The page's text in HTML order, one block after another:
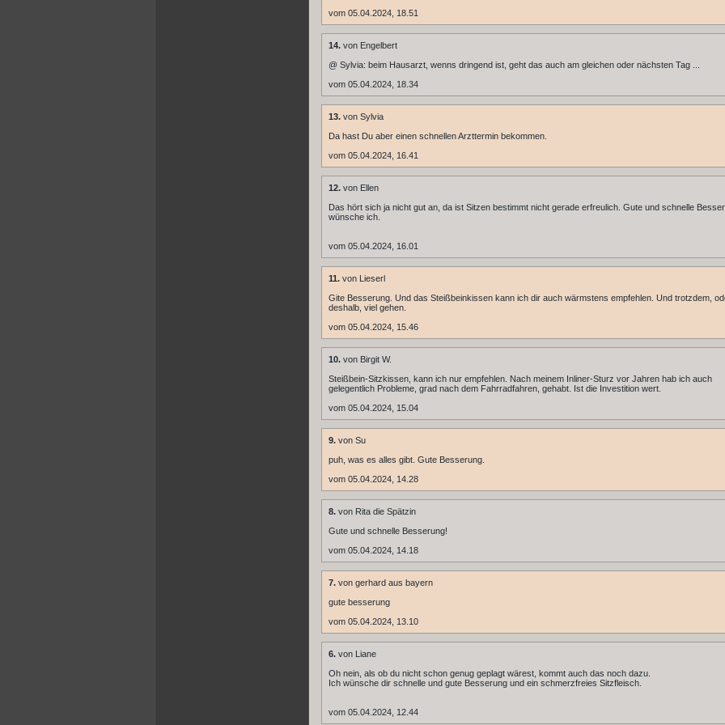
vom 05.04.2024, 18.51
14. von Engelbert
@ Sylvia: beim Hausarzt, wenns dringend ist, geht das auch am gleichen oder nächsten Tag ...
vom 05.04.2024, 18.34
13. von Sylvia
Da hast Du aber einen schnellen Arzttermin bekommen.
vom 05.04.2024, 16.41
12. von Ellen
Das hört sich ja nicht gut an, da ist Sitzen bestimmt nicht gerade erfreulich. Gute und schnelle
wünsche ich.
vom 05.04.2024, 16.01
11. von Lieserl
Gite Besserung. Und das Steißbeinkissen kann ich dir auch wärmstens empfehlen. Und trotzdem,
deshalb, viel gehen.
vom 05.04.2024, 15.46
10. von Birgit W.
Steißbein-Sitzkissen, kann ich nur empfehlen. Nach meinem Inliner-Sturz vor Jahren hab ich auch
gelegentlich Probleme, grad nach dem Fahrradfahren, gehabt. Ist die Investition wert.
vom 05.04.2024, 15.04
9. von Su
puh, was es alles gibt. Gute Besserung.
vom 05.04.2024, 14.28
8. von Rita die Spätzin
Gute und schnelle Besserung!
vom 05.04.2024, 14.18
7. von gerhard aus bayern
gute besserung
vom 05.04.2024, 13.10
6. von Liane
Oh nein, als ob du nicht schon genug geplagt wärest, kommt auch das noch dazu.
Ich wünsche dir schnelle und gute Besserung und ein schmerzfreies Sitzfleisch.
vom 05.04.2024, 12.44